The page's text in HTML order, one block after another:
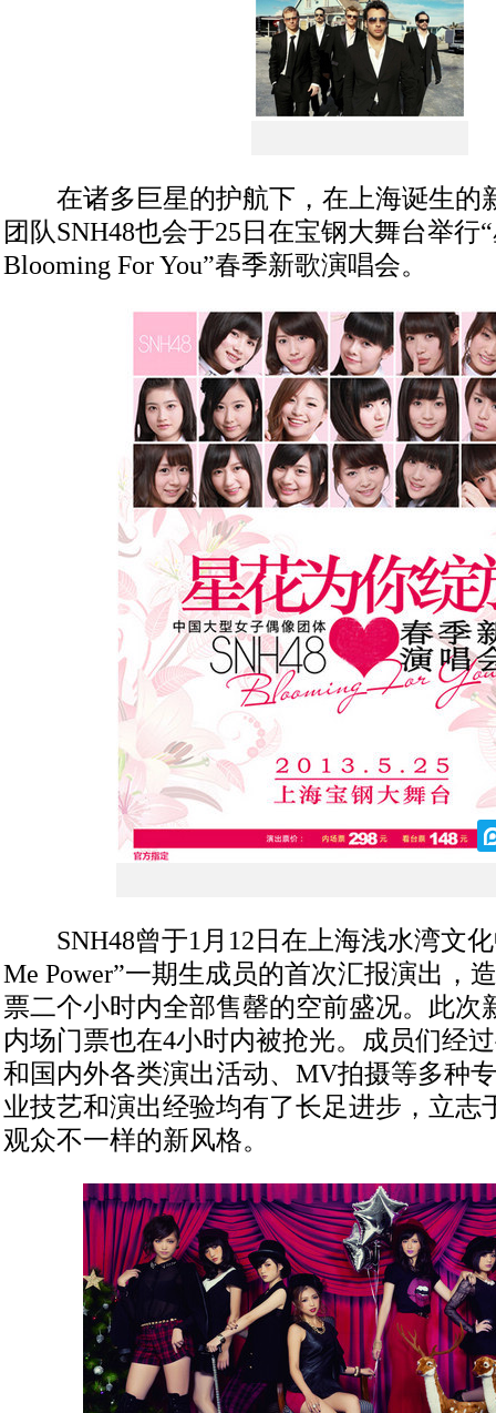
在诸多巨星的护航下，在上海诞生的
团队SNH48也会于25日在宝钢大舞台举行
Blooming For You”春季新歌演唱会。
SNH48曾于1月12日在上海浅水湾文化
Me Power”一期生成员的首次汇报演出，
票二个小时内全部售罄的空前盛况。此次
内场门票也在4小时内被抢光。成员们经
和国内外各类演出活动、MV拍摄等多种
业技艺和演出经验均有了长足进步，立志
观众不一样的新风格。